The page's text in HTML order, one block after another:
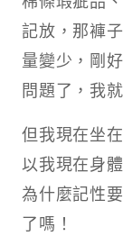
記放，那褲
量變少，剛
問題了，我
但我現在坐
以我現在身
為什麼記性
了嗎！